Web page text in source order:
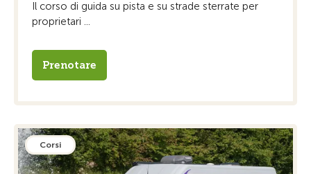
Il corso di guida su pista e su strade sterrate per
proprietari ...
Prenotare
Corsi